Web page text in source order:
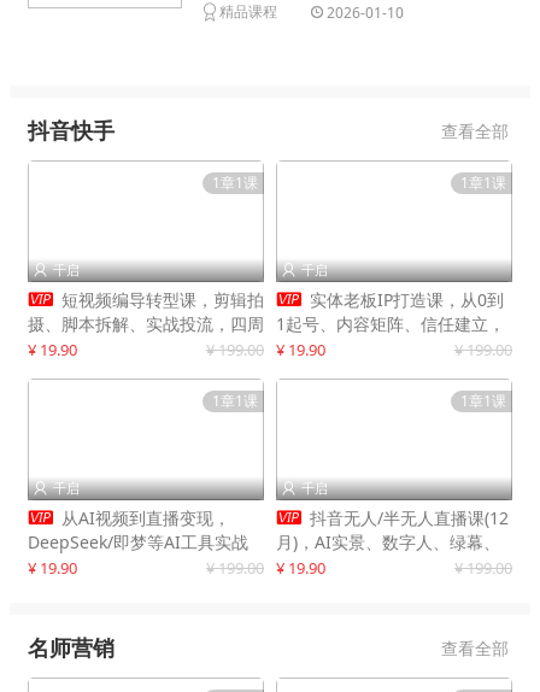
精品课程 2026-01-10
抖音快手 查看全部
1章1课
 千启
 短视频编导转型课，剪辑拍
摄、脚本拆解、实战投流，四周
系统教学，快速入行月入2w+
¥ 19.90 ¥ 199.00
1章1课
 千启
 实体老板IP打造课，从0到
1起号、内容矩阵、信任建立，
打造门店IP，稳定获客增收
¥ 19.90 ¥ 199.00
1章1课
 千启
 从AI视频到直播变现，
DeepSeek/即梦等AI工具实战
教学，生产爆款视频，打造高流
¥ 19.90 ¥ 199.00
1章1课
 千启
 抖音无人/半无人直播课(12
月)，AI实景、数字人、绿幕、
多种玩法、24小时自动盈利
¥ 19.90 ¥ 199.00
名师营销 查看全部